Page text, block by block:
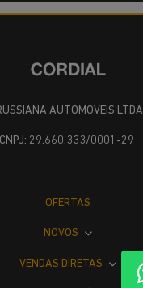
AUTOMOVEIS LTDA
CNPJ: 29.660.333/0001-29
OFERTAS
NOVOS
VENDAS DIRETAS